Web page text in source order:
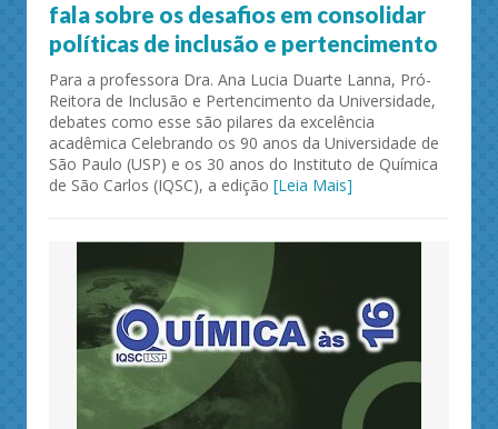
fala sobre os desafios em consolidar
políticas de inclusão e pertencimento
Para a professora Dra. Ana Lucia Duarte Lanna, Pró-
Reitora de Inclusão e Pertencimento da Universidade,
debates como esse são pilares da excelência
acadêmica Celebrando os 90 anos da Universidade de
São Paulo (USP) e os 30 anos do Instituto de Química
de São Carlos (IQSC), a edição [Leia Mais]